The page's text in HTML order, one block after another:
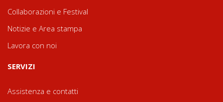
Collaborazioni e Festival
Notizie e Area stampa
Lavora con noi
SERVIZI
Assistenza e contatti